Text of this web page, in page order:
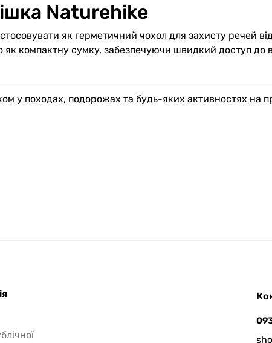
Naturehike
як герметичний чохол для захисту речей від
компактну сумку, забезпечуючи швидкий доступ до
у походах, подорожах та будь-яких активностях на